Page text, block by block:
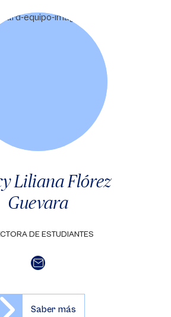
Liliana Flórez
Guevara
DE ESTUDIANTES
Saber más